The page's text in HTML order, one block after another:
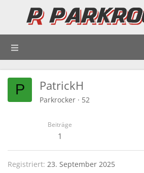
P PatrickH
Parkrocker · 52
Beiträge
1
Registriert 23. September 2025